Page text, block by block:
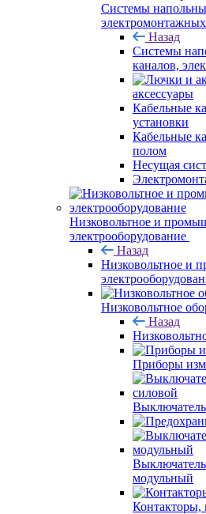
Системы
Назад
Системы
каналов,
аксессуары
Кабельные
установки
Кабельные
полом
Несущая
Низковольтное и
электрооборудование
Назад
Низковольтное и
Низковольтное
Назад
Приборы
модульный
Контакторы,